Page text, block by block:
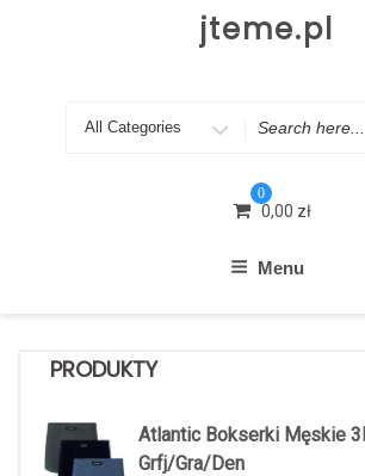
jteme.pl
Search
0
0,00 zł
Menu
PRODUKTY
Atlantic Bokserki Męskie
Grfj/Gra/Den